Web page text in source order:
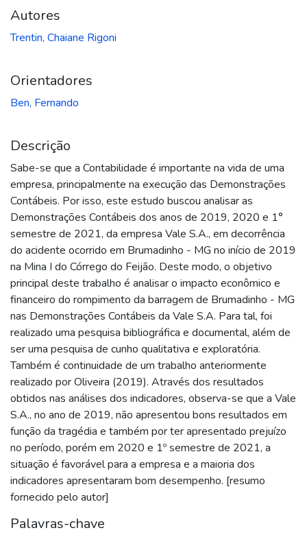
Autores
Trentin, Chaiane Rigoni
Orientadores
Ben, Fernando
Descrição
Sabe-se que a Contabilidade é importante na vida de uma
empresa, principalmente na execução das Demonstrações
Contábeis. Por isso, este estudo buscou analisar as
Demonstrações Contábeis dos anos de 2019, 2020 e 1°
semestre de 2021, da empresa Vale S.A., em decorrência
do acidente ocorrido em Brumadinho - MG no início de 2019
na Mina I do Córrego do Feijão. Deste modo, o objetivo
principal deste trabalho é analisar o impacto econômico e
financeiro do rompimento da barragem de Brumadinho - MG
nas Demonstrações Contábeis da Vale S.A. Para tal, foi
realizado uma pesquisa bibliográfica e documental, além de
ser uma pesquisa de cunho qualitativa e exploratória.
Também é continuidade de um trabalho anteriormente
realizado por Oliveira (2019). Através dos resultados
obtidos nas análises dos indicadores, observa-se que a Vale
S.A., no ano de 2019, não apresentou bons resultados em
função da tragédia e também por ter apresentado prejuízo
no período, porém em 2020 e 1º semestre de 2021, a
situação é favorável para a empresa e a maioria dos
indicadores apresentaram bom desempenho. [resumo
fornecido pelo autor]
Palavras-chave